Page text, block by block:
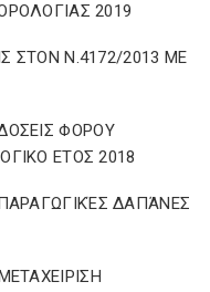
2019
ΣΤΟΝ Ν.4172/2013 ΜΕ
ΦΟΡΟΥ
ΕΤΟΣ 2018
ΔΑΠΆΝΕΣ